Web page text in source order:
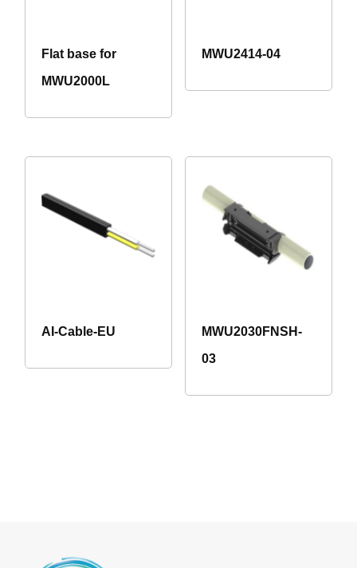
Flat base for
MWU2000L
MWU2414-04
AI-Cable-EU
MWU2030FNSH-
03